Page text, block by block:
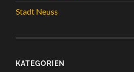
Stadt Neuss
KATEGORIEN